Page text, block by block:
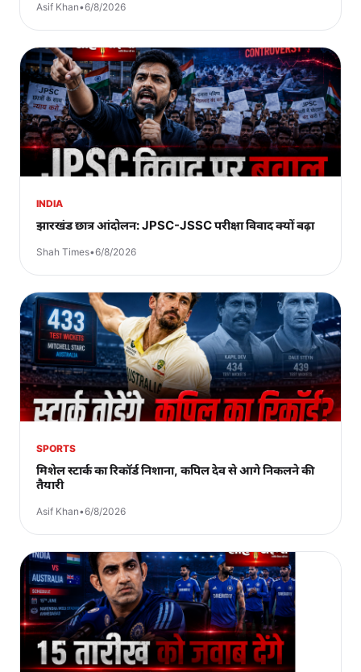
Asif Khan•6/8/2026
INDIA
झारखंड छात्र आंदोलन: JPSC-JSSC परीक्षा विवाद क्यों बढ़ा
Shah Times•6/8/2026
SPORTS
मिशेल स्टार्क का रिकॉर्ड निशाना, कपिल देव से आगे निकलने की
तैयारी
Asif Khan•6/8/2026